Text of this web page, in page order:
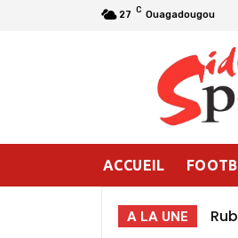
27 C Ouagadougou
ACCUEIL
A LA UNE